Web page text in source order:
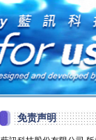
免责声明